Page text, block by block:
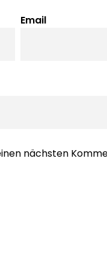
Email
nächsten